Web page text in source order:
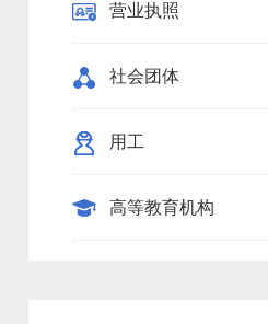
营业执照
社会团体
用工
高等教育机构